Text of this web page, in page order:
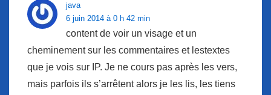
java
6 juin 2014 à 0 h 42 min
content de voir un visage et un
cheminement sur les commentaires et lestextes
que je vois sur IP. Je ne cours pas après les vers,
mais parfois ils s’arrêtent alors je les lis, les tiens